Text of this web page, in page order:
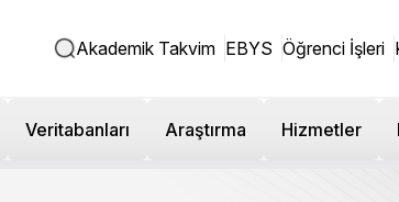
Akademik Takvim EBYS Öğrenci İşleri
Veritabanları Araştırma Hizmetler